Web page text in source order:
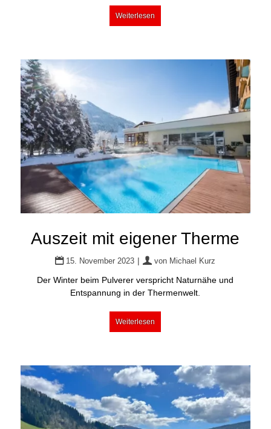
Weiterlesen
Auszeit mit eigener Therme
15. November 2023 | von Michael Kurz
Der Winter beim Pulverer verspricht Naturnähe und
Entspannung in der Thermenwelt.
Weiterlesen